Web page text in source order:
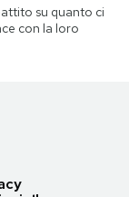
su quanto ci
con la loro